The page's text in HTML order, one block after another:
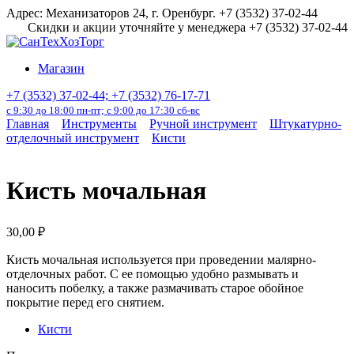
Перейти
содержанию
Адрес: Механизаторов 24, г. Оренбург. +7 (3532) 37-02-44
Скидки и акции уточняйте у менеджера +7 (3532) 37-02-44
Магазин
+7 (3532) 37-02-44; +7 (3532) 76-17-71
с 9:30 до 18:00 пн-пт; с 9:00 до 17:30 сб-вс
Главная Инструменты Ручной инструмент
Штукатурно-
отделочный инструмент
Кисти
Кисть мочальная
30,00 ₽
Кисть мочальная используется при проведении малярно-
отделочных работ. С ее помощью удобно размывать и
наносить побелку, а также размачивать старое обойное
покрытие перед его снятием.
Кисти